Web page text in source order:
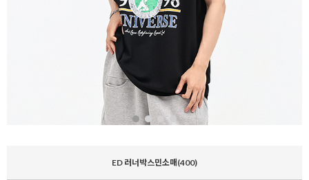
ED 러너박스민소매(400)